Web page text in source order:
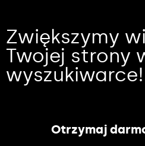
Zwiększymy
Twojej strony
wyszukiwarce!
Otrzymaj